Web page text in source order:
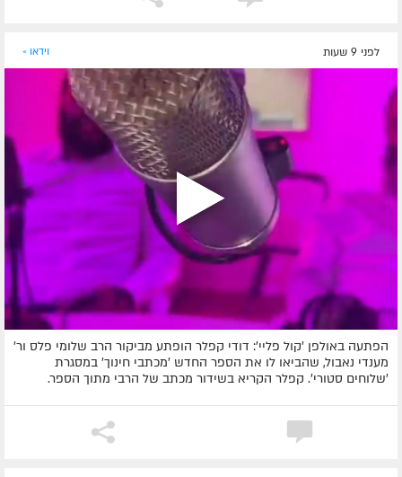
לפני 9 שעות וידאו »
הפתעה באולפן 'קול פליי': דודי קפלר הופתע מביקור הרב שלומי פלס ור'
מענדי נאבול, שהביאו לו את הספר החדש 'מכתבי חינוך' במסגרת
'שלוחים סטורי'. קפלר הקריא בשידור מכתב של הרבי מתוך הספר.